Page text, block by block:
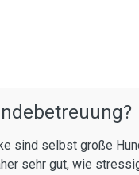
sind selbst große
sehr gut, wie